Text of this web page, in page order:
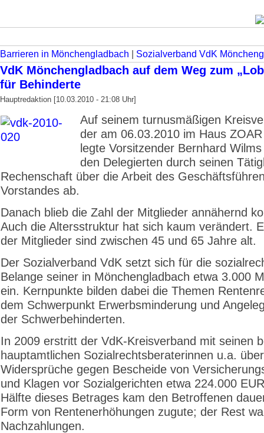
Barrieren in Mönchengladbach Sozialverband VdK
VdK Mönchengladbach auf dem Weg zum
für Behinderte
Hauptredaktion [10.03.2010 - 21:08 Uhr]
Auf seinem turnusmäßigen
der am 06.03.2010 im Haus
legte Vorsitzender Bernhard
den Delegierten durch seinen
Rechenschaft über die Arbeit des
Vorstandes ab.
Danach blieb die Zahl der Mitglieder annähernd
Auch die Altersstruktur hat sich kaum verändert.
der Mitglieder sind zwischen 45 und 65 Jahre alt.
Der Sozialverband VdK setzt sich für die
Belange seiner in Mönchengladbach etwa 3.000
ein. Kernpunkte bilden dabei die Themen
dem Schwerpunkt Erwerbsminderung und
der Schwerbehinderten.
In 2009 erstritt der VdK-Kreisverband mit seinen
hauptamtlichen Sozialrechtsberaterinnen u.a. über
Widersprüche gegen Bescheide von
und Klagen vor Sozialgerichten etwa 224.000
Hälfte dieses Betrages kam den Betroffenen
Form von Rentenerhöhungen zugute; der Rest
Nachzahlungen.